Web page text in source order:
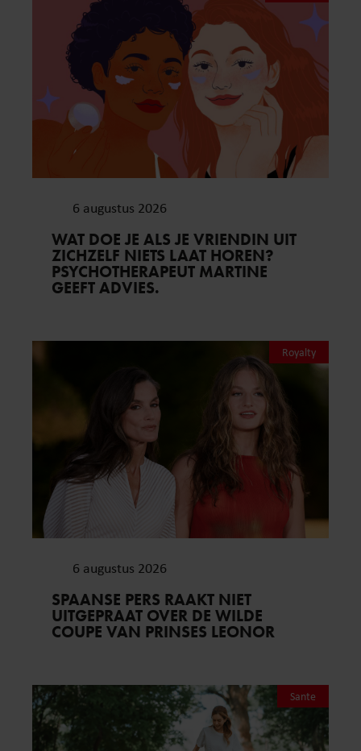
6 augustus 2026
WAT DOE JE ALS JE VRIENDIN UIT
ZICHZELF NIETS LAAT HOREN?
PSYCHOTHERAPEUT MARTINE
GEEFT ADVIES.
Royalty
6 augustus 2026
SPAANSE PERS RAAKT NIET
UITGEPRAAT OVER DE WILDE
COUPE VAN PRINSES LEONOR
Sante